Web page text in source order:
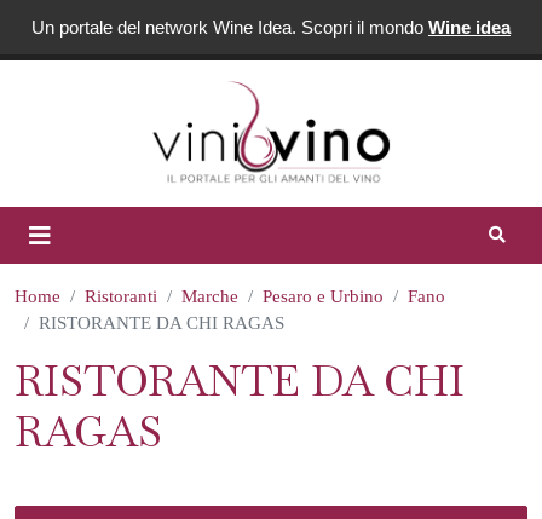
Un portale del network Wine Idea. Scopri il mondo Wine idea
Home Ristoranti Marche Pesaro e Urbino
Fano
RISTORANTE DA CHI RAGAS
RISTORANTE DA CHI
RAGAS